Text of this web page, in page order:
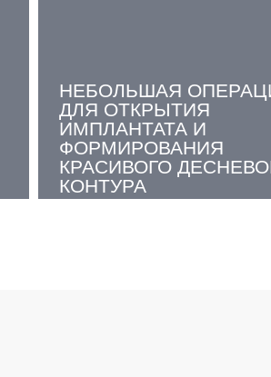
НЕБОЛЬШАЯ
ДЛЯ ОТКРЫТИЯ
ИМПЛАНТАТА И
ФОРМИРОВАНИЯ
КРАСИВОГО
КОНТУРА